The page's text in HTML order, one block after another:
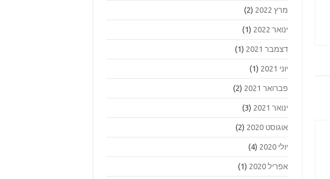
מרץ 2022 (2)
ינואר 2022 (1)
דצמבר 2021 (1)
יוני 2021 (1)
פברואר 2021 (2)
ינואר 2021 (3)
אוגוסט 2020 (2)
יולי 2020 (4)
אפריל 2020 (1)